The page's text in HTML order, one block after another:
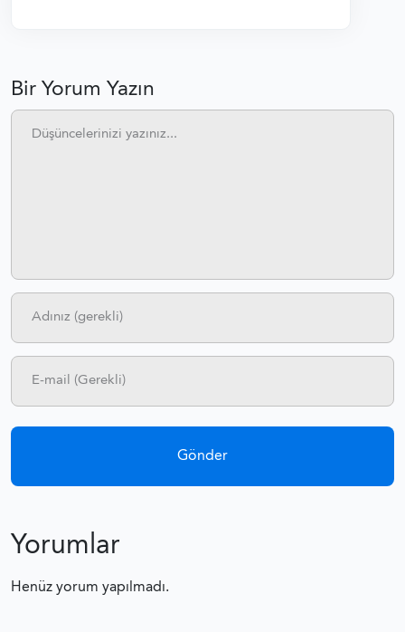
Bir Yorum Yazın
Yorumlar
Henüz yorum yapılmadı.